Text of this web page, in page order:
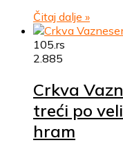
Čitaj dalje »
105.rs
2.885
Crkva
treći po
hram